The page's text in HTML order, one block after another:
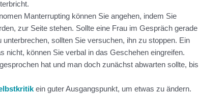
Manterrupting können Sie angehen, indem Sie
zur Seite stehen. Sollte eine Frau im Gespräch gerade
sollten Sie versuchen, ihn zu stoppen. Ein
nicht, können Sie verbal in das Geschehen eingreifen.
hat und man doch zunächst abwarten sollte, bis
ein guter Ausgangspunkt, um etwas zu ändern.